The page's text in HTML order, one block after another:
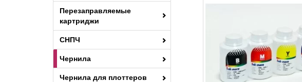
Перезаправляемые
картриджи
СНПЧ
Чернила
Чернила для плоттеров